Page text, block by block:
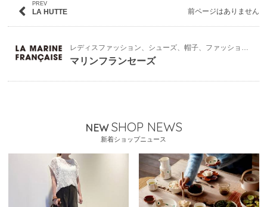
PREV
LA HUTTE 前ページはありません
レディスファッション、シューズ、帽子、ファッション雑貨
マリンフランセーズ
NEW SHOP NEWS
新着ショップニュース